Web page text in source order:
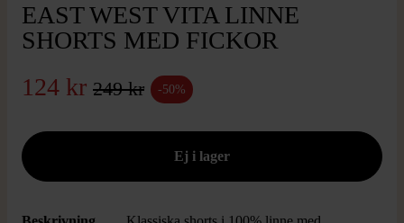
EAST WEST VITA LINNE
SHORTS MED FICKOR
124 kr 249 kr -50%